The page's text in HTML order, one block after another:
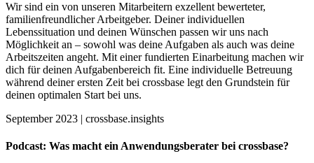
Wir sind ein von unseren Mitarbeitern exzellent bewerteter,
familienfreundlicher Arbeitgeber. Deiner individuellen
Lebenssituation und deinen Wünschen passen wir uns nach
Möglichkeit an – sowohl was deine Aufgaben als auch was deine
Arbeitszeiten angeht. Mit einer fundierten Einarbeitung machen wir
dich für deinen Aufgabenbereich fit. Eine individuelle Betreuung
während deiner ersten Zeit bei crossbase legt den Grundstein für
deinen optimalen Start bei uns.
September 2023 | crossbase.insights
Podcast: Was macht ein Anwendungsberater bei crossbase?